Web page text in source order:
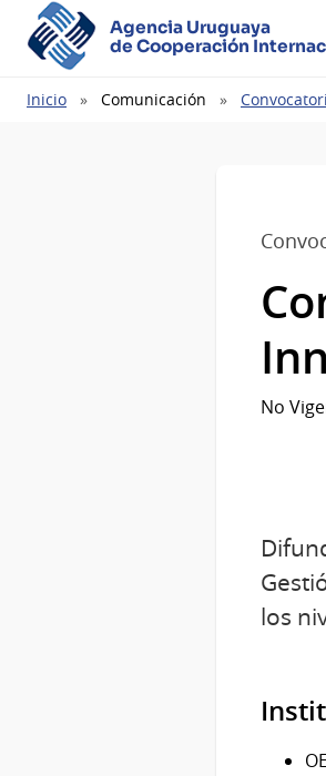
Agencia Uruguaya
de Cooperación
Ruta
Inicio Comunicación
No
los